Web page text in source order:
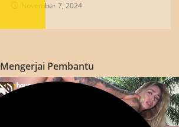
November 7, 2024
Mengerjai Pembantu
August 22, 2022